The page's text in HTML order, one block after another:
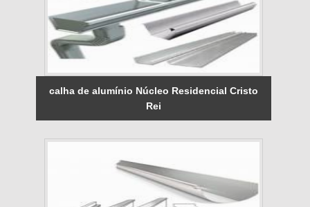
calha de alumínio Núcleo Residencial Cristo
Rei